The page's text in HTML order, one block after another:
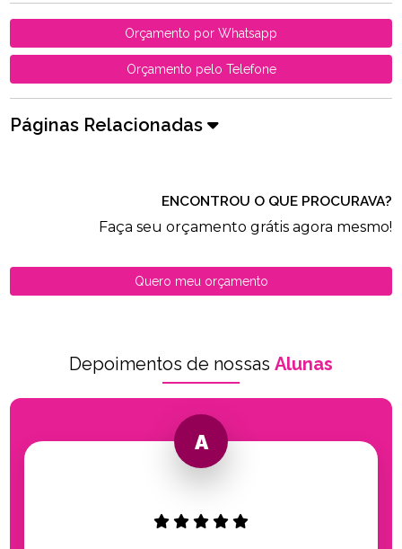
Orçamento por Whatsapp
Orçamento pelo Telefone
Páginas Relacionadas
ENCONTROU O QUE PROCURAVA?
Faça seu orçamento grátis agora mesmo!
Quero meu orçamento
Depoimentos de nossas Alunas